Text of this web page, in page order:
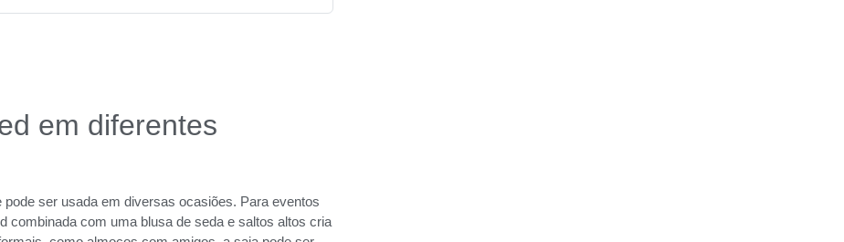
em diferentes
ser usada em diversas ocasiões. Para eventos
combinada com uma blusa de seda e saltos altos cria